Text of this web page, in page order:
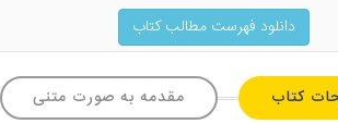
دانلود فهرست مطالب کتاب
کتاب مقدمه به صورت متنی